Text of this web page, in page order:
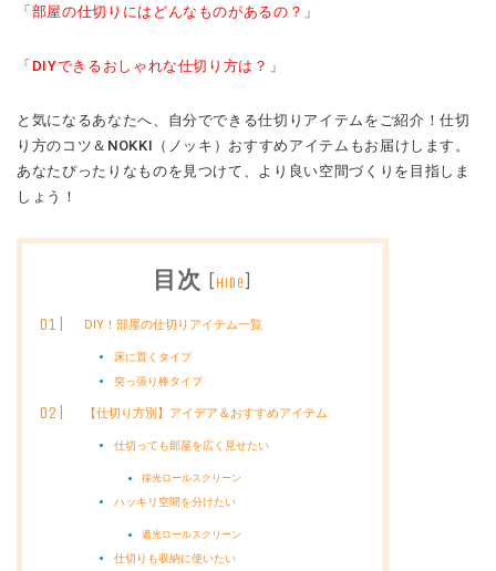
「 部屋の仕切りにはどんなものがあるの？ 」
「 DIYできるおしゃれな仕切り方は？ 」
と気になるあなたへ、自分でできる仕切りアイテムをご紹介！仕切
り方のコツ＆NOKKI（ノッキ）おすすめアイテムもお届けします。
あなたぴったりなものを見つけて、より良い空間づくりを目指しま
しょう！
目次 [hide]
DIY！部屋の仕切りアイテム一覧
床に置くタイプ
突っ張り棒タイプ
【仕切り方別】アイデア＆おすすめアイテム
仕切っても部屋を広く見せたい
採光ロールスクリーン
ハッキリ空間を分けたい
遮光ロールスクリーン
仕切りも収納に使いたい